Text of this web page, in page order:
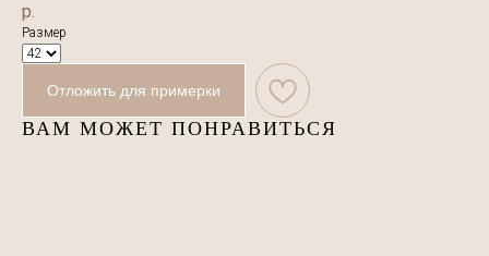
р.
Размер
Отложить для примерки
ВАМ МОЖЕТ ПОНРАВИТЬСЯ